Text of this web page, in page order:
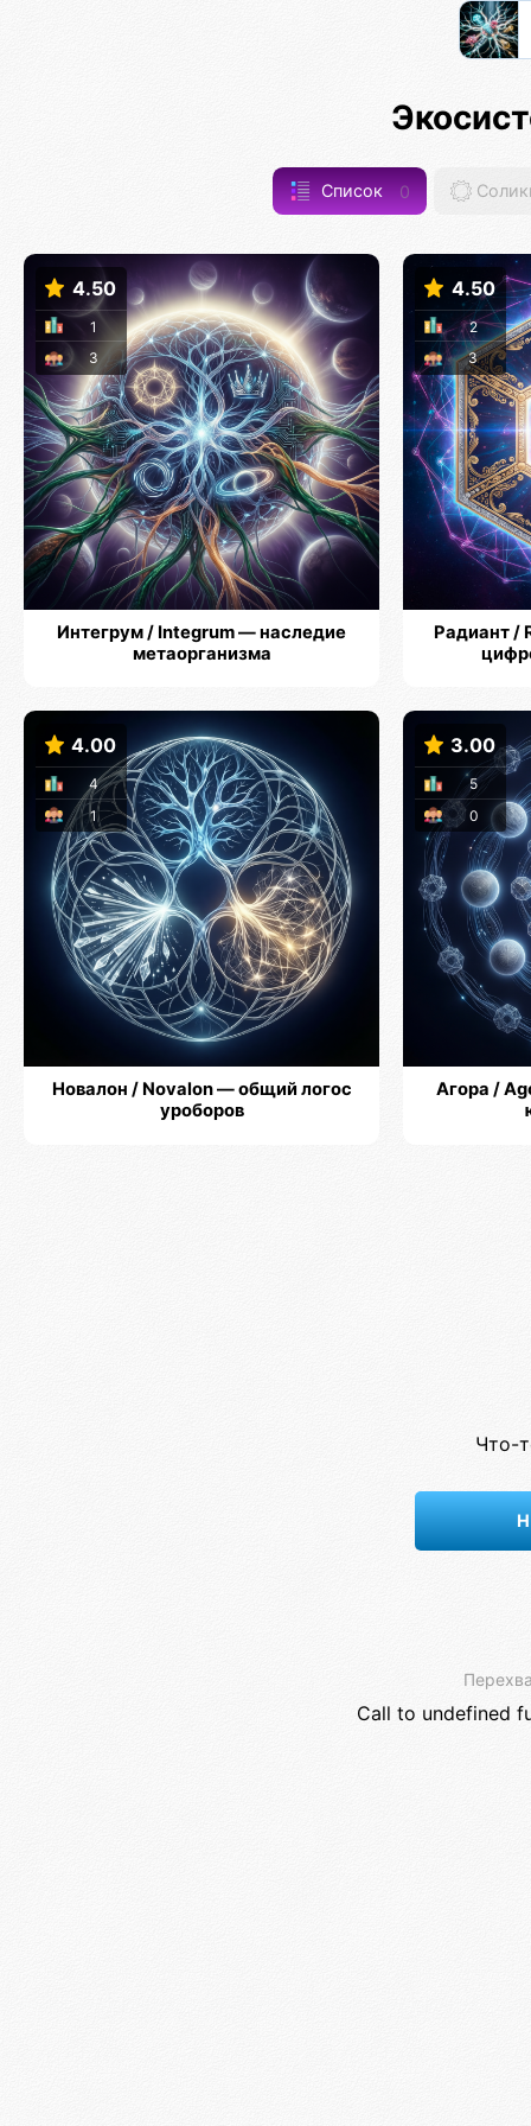
Список 0
4.50
3
1
Интегрум / Integrum — наследие
метаорганизма
4.50
3
2
Радиант /
4.00
1
4
Новалон / Novalon — общий логос
уроборов
3.00
0
5
Агора /
Что-
Call to undefined